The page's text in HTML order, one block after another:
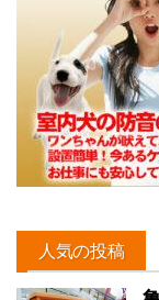
人気の投稿